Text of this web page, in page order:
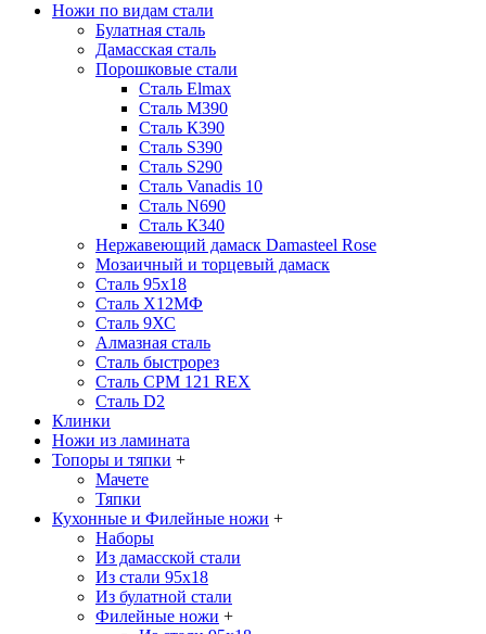
Ножи по видам стали
Булатная сталь
Дамасская сталь
Порошковые стали
Сталь Elmax
Сталь М390
Сталь К390
Сталь S390
Сталь S290
Сталь Vanadis 10
Сталь N690
Сталь К340
Нержавеющий дамаск Damasteel Rose
Мозаичный и торцевый дамаск
Сталь 95х18
Сталь Х12МФ
Сталь 9ХС
Алмазная сталь
Сталь быстрорез
Сталь CPM 121 REX
Сталь D2
Клинки
Ножи из ламината
Топоры и тяпки +
Мачете
Тяпки
Кухонные и Филейные ножи +
Наборы
Из дамасской стали
Из стали 95х18
Из булатной стали
Филейные ножи +